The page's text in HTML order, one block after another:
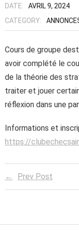
DATE: AVRIL 9, 2024
CATEGORY:
Cours de groupe
avoir complété le
de la théorie des
traiter et jouer
réflexion dans une
Informations et
https://
Prev Post